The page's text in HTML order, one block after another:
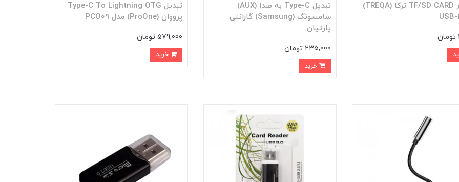
رم ریدر TF/SD CARD ترکا (TREQA)
تبدیل Type-C به صدا (AUX)
سامسونگ (Samsung) گارانتی
پارتیان
235,000 تومان
خرید
تبدیل Type-C To Lightning OTG
پرووان (ProOne) مدل PCO09
579,000 تومان
خرید